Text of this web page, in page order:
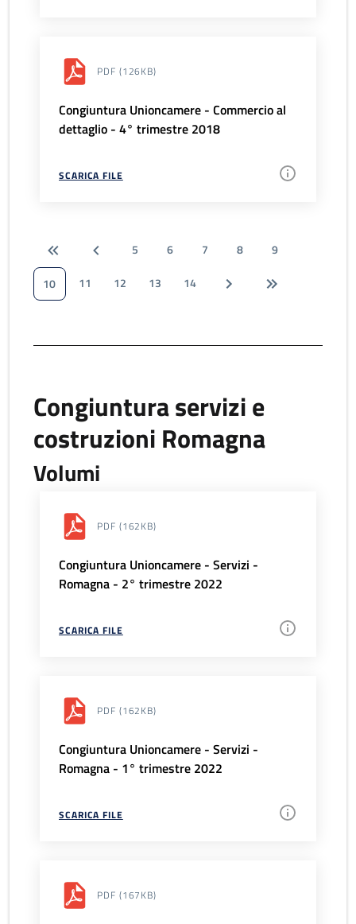
PDF (126KB)
Congiuntura Unioncamere - Commercio al
dettaglio - 4° trimestre 2018
SCARICA FILE
5 6 7 8
9
10
11 12 13 14
Congiuntura servizi e
costruzioni Romagna
Volumi
PDF (162KB)
Congiuntura Unioncamere - Servizi -
Romagna - 2° trimestre 2022
SCARICA FILE
PDF (162KB)
Congiuntura Unioncamere - Servizi -
Romagna - 1° trimestre 2022
SCARICA FILE
PDF (167KB)